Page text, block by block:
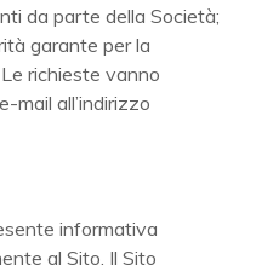
da parte della Società;
garante per la
richieste vanno
mail all’indirizzo
informativa
al Sito. Il Sito